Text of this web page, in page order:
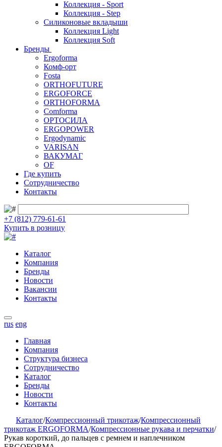
Коллекция - Sport
Коллекция - Step
Силиконовые вкладыши
Коллекция Light
Коллекция Soft
Бренды
Ergoforma
Комф-орт
Fosta
ORTHOFUTURE
ERGOFORCE
ORTHOFORMA
Comforma
ОРТОСИЛА
ERGOPOWER
Ergodynamic
VARISAN
ВАКУМАГ
OF
Где купить
Сотрудничество
Контакты
+7 (812) 779-61-61
Купить в розницу
Каталог
Компания
Бренды
Новости
Вакансии
Контакты
rus eng
Главная
Компания
Структура бизнеса
Сотрудничество
Каталог
Бренды
Новости
Контакты
Каталог/Компрессионный трикотаж/Компрессионный
трикотаж ERGOFORMA/Компрессионные рукава и перчатки/
Рукав короткий, до пальцев с ремнем и наплечником